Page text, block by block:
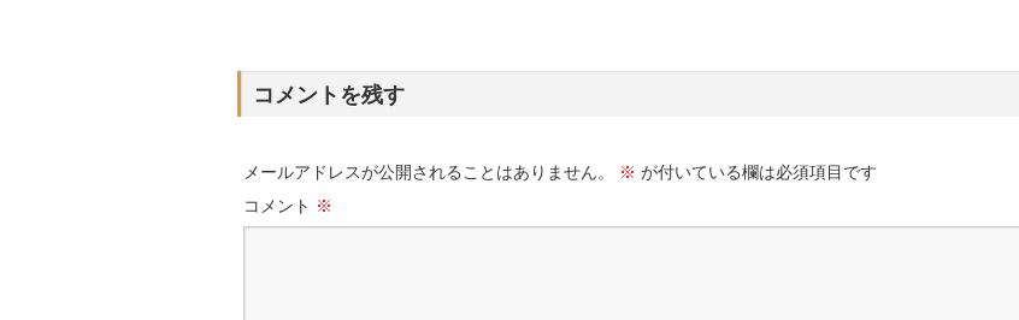
コメントを残す
メールアドレスが公開されることはありません。 ※ が付いている欄は必須項目です
コメント ※